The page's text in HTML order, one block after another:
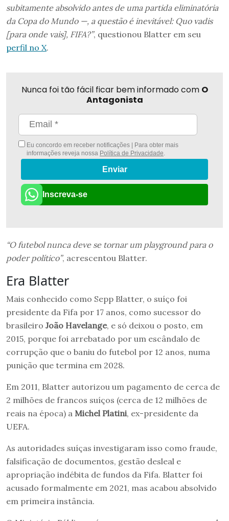
subitamente absolvido antes de uma partida eliminatória
da Copa do Mundo —, a questão é inevitável: Quo vadis
[para onde vais], FIFA?”, questionou Blatter em seu
perfil no X.
Nunca foi tão fácil ficar bem informado com O
Antagonista
Eu concordo em receber notificações | Para obter mais
informações reveja nossa Política de Privacidade
Enviar
Inscreva-se
“O futebol nunca deve se tornar um playground para o
poder político”, acrescentou Blatter.
Era Blatter
Mais conhecido como Sepp Blatter, o suíço foi
presidente da Fifa por 17 anos, como sucessor do
brasileiro João Havelange, e só deixou o posto, em
2015, porque foi arrebatado por um escândalo de
corrupção que o baniu do futebol por 12 anos, numa
punição que termina em 2028.
Em 2011, Blatter autorizou um pagamento de cerca de
2 milhões de francos suíços (cerca de 12 milhões de
reais na época) a Michel Platini, ex-presidente da
UEFA.
As autoridades suíças investigaram isso como fraude,
falsificação de documentos, gestão desleal e
apropriação indébita de fundos da Fifa. Blatter foi
acusado formalmente em 2021, mas acabou absolvido
em primeira instância.